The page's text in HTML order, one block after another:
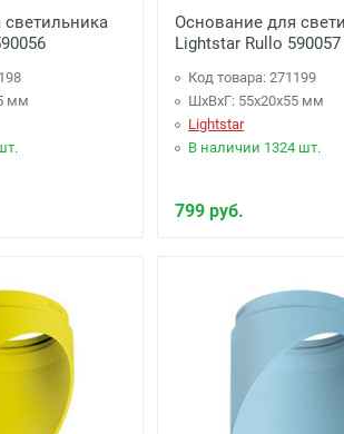
до терминала Транспортной Компании
мм
Основание для
Lightstar Rullo 590057
Код товара: 271199
ШхВхГ: 55x20x55 мм
Lightstar
В наличии 1324 шт.
799 руб.